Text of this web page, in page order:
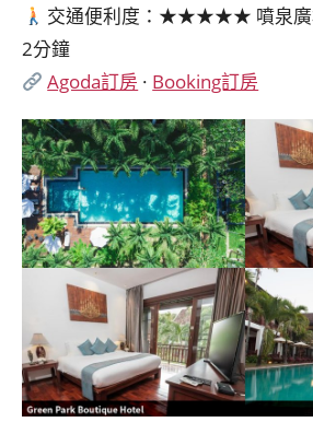
交通便利度：★★★★★ 噴泉廣
2分鐘
Agoda訂房 · Booking訂房